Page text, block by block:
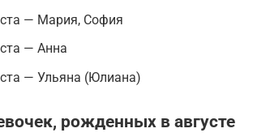
— Мария, София
— Анна
— Ульяна (Юлиана)
рожденных в августе